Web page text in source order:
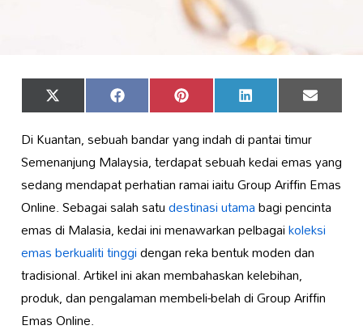
Share
on
X
(Twitter)
Share
on
Facebook Share
on
Pinterest Share
on
LinkedIn Share
on
Email
Di Kuantan, sebuah bandar yang indah di pantai timur
Semenanjung Malaysia, terdapat sebuah kedai emas yang
sedang mendapat perhatian ramai iaitu Group Ariffin Emas
Online. Sebagai salah satudestinasi utamabagi pencinta
emas di Malasia, kedai ini menawarkan pelbagaikoleksi
emas berkualiti tinggidengan reka bentuk moden dan
tradisional. Artikel ini akan membahaskan kelebihan,
produk, dan pengalaman membeli-belah di Group Ariffin
Emas Online.